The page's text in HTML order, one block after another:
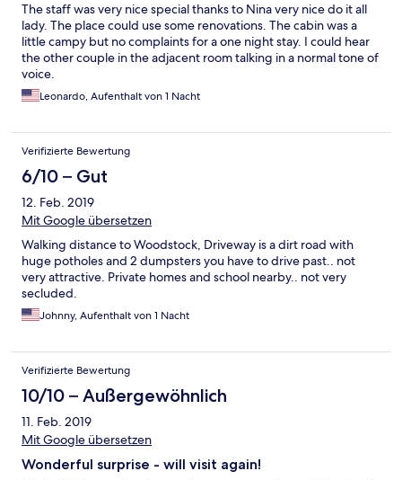
The staff was very nice special thanks to Nina very nice do it all
lady. The place could use some renovations. The cabin was a
little campy but no complaints for a one night stay. I could hear
the other couple in the adjacent room talking in a normal tone of
voice.
Leonardo, Aufenthalt von 1 Nacht
Verifizierte Bewertung
6/10 – Gut
12. Feb. 2019
Mit Google übersetzen
Walking distance to Woodstock, Driveway is a dirt road with
huge potholes and 2 dumpsters you have to drive past.. not
very attractive. Private homes and school nearby.. not very
secluded.
Johnny, Aufenthalt von 1 Nacht
Verifizierte Bewertung
10/10 – Außergewöhnlich
11. Feb. 2019
Mit Google übersetzen
Wonderful surprise - will visit again!